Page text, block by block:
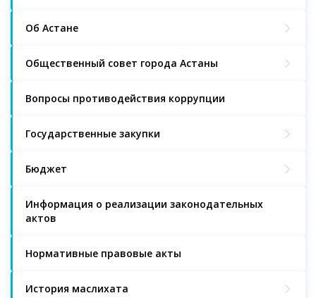
Об Астане
Общественный совет города Астаны
Вопросы противодействия коррупции
Государственные закупки
Бюджет
Информация о реализации законодательных
актов
Нормативные правовые акты
История маслихата